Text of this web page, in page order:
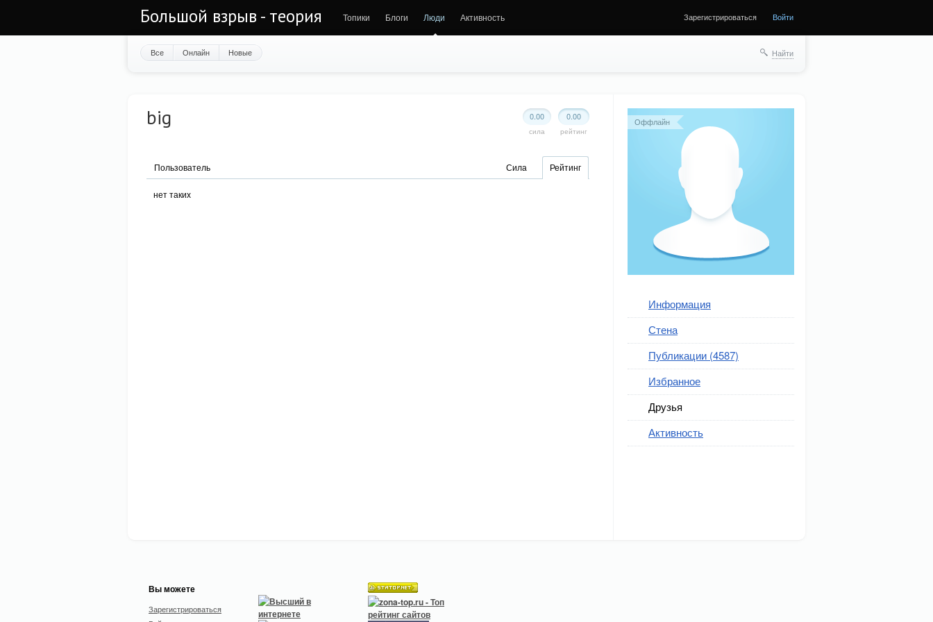
Большой взрыв - теория Топики Блоги Люди Активность Зарегистрироваться Войти
Все Онлайн Новые Найти
Оффлайн
Информация
Стена
Публикации (4587)
Избранное
Друзья
Активность
0.00
рейтинг
0.00
сила
big
Пользователь Сила Рейтинг
нет таких
Вы можете
Зарегистрироваться